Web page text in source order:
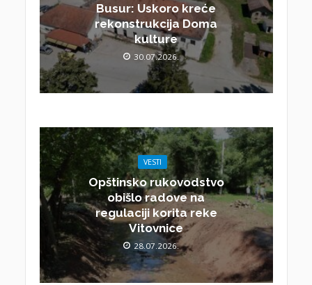
Busur: Uskoro kreće
rekonstrukcija Doma
kulture
30.07.2026.
VESTI
Opštinsko rukovodstvo
obišlo radove na
regulaciji korita reke
Vitovnice
28.07.2026.